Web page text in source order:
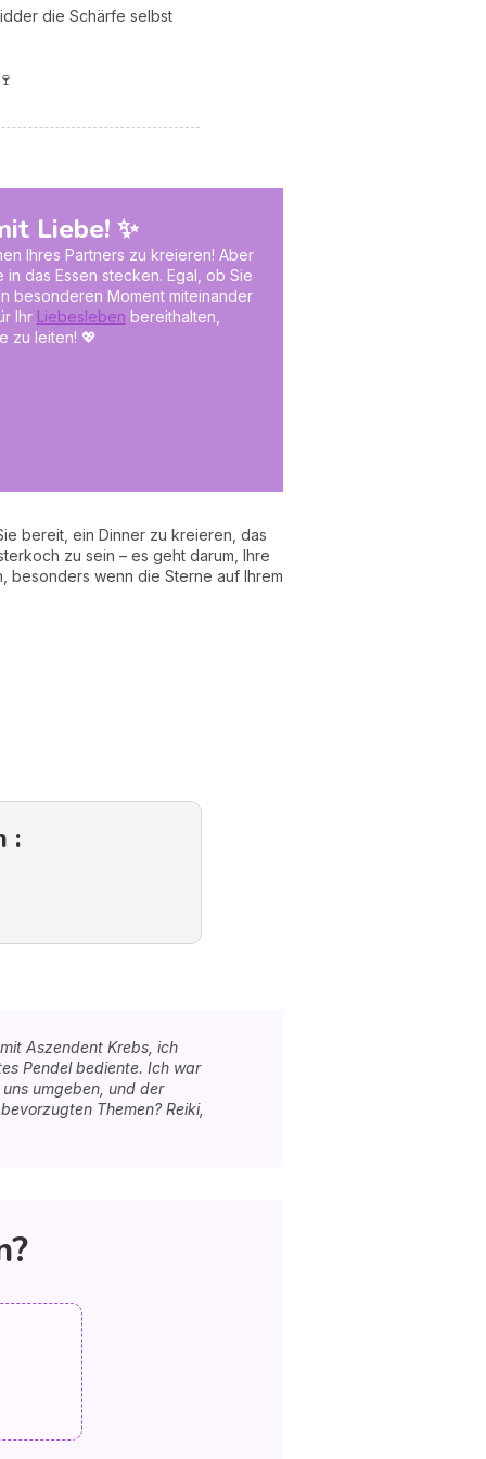
die Schärfe selbst
Liebe! ✨
Ihres Partners zu kreieren! Aber
das Essen stecken. Egal, ob Sie
besonderen Moment miteinander
Ihr Liebesleben bereithalten,
zu leiten! 💖
bereit, ein Dinner zu kreieren, das
zu sein – es geht darum, Ihre
besonders wenn die Sterne auf Ihrem
:
Aszendent Krebs, ich
Pendel bediente. Ich war
umgeben, und der
Themen? Reiki,